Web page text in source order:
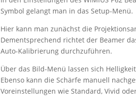
Symbol gelangt man in das Setup-Menü.
Hier kann man zunächst die
Dementsprechend richtet der Beamer
Auto-Kalibrierung durchzuführen.
Über das Bild-Menü lassen sich
Ebenso kann die Schärfe manuell
Voreinstellungen wie Standard, Vivid